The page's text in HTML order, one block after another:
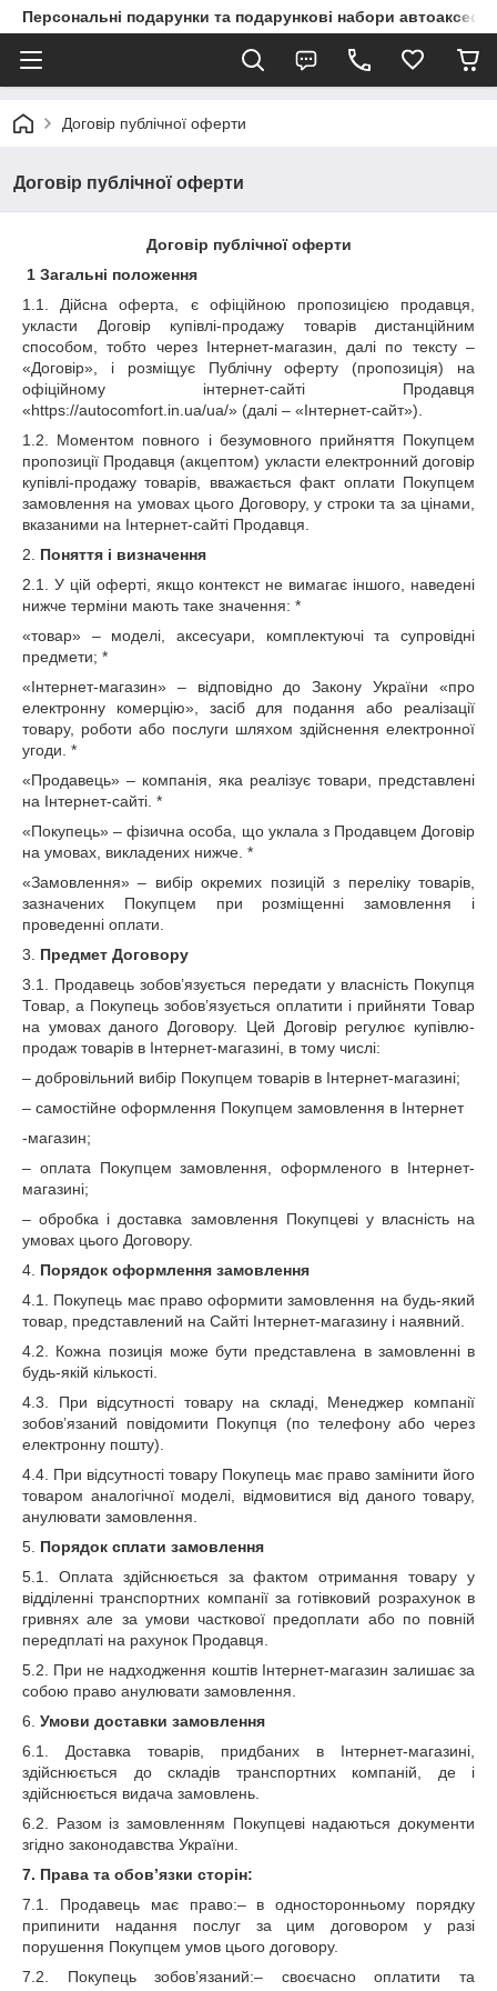
Персональні подарунки та подарункові набори
Договір публічної оферти
Договір публічної оферти
Договір публічної оферти
1 Загальні положення
1.1. Дійсна оферта, є офіційною пропозицією продавця
укласти Договір купівлі-продажу товарів дистанційним
способом, тобто через Інтернет-магазин, далі по тексту –
«Договір», і розміщує Публічну оферту (пропозиція) на
офіційному інтернет-сайті Продавця
«https://autocomfort.in.ua/ua/» (далі – «Інтернет-сайт»).
1.2. Моментом повного і безумовного прийняття Покупцем
пропозиції Продавця (акцептом) укласти електронний договір
купівлі-продажу товарів, вважається факт оплати Покупцем
замовлення на умовах цього Договору, у строки та за цінами,
вказаними на Інтернет-сайті Продавця.
2. Поняття і визначення
2.1. У цій оферті, якщо контекст не вимагає іншого, наведені
нижче терміни мають таке значення: *
«товар» – моделі, аксесуари, комплектуючі та супровідні
предмети; *
«Інтернет-магазин» – відповідно до Закону України «про
електронну комерцію», засіб для подання або реалізації
товару, роботи або послуги шляхом здійснення електронної
угоди. *
«Продавець» – компанія, яка реалізує товари, представлені
на Інтернет-сайті. *
«Покупець» – фізична особа, що уклала з Продавцем Договір
на умовах, викладених нижче. *
«Замовлення» – вибір окремих позицій з переліку товарів,
зазначених Покупцем при розміщенні замовлення і
проведенні оплати.
3. Предмет Договору
3.1. Продавець зобов’язується передати у власність Покупця
Товар, а Покупець зобов’язується оплатити і прийняти Товар
на умовах даного Договору. Цей Договір регулює купівлю-
продаж товарів в Інтернет-магазині, в тому числі:
– добровільний вибір Покупцем товарів в Інтернет-магазині;
– самостійне оформлення Покупцем замовлення в Інтернет
-магазин;
– оплата Покупцем замовлення, оформленого в Інтернет-
магазині;
– обробка і доставка замовлення Покупцеві у власність на
умовах цього Договору.
4. Порядок оформлення замовлення
4.1. Покупець має право оформити замовлення на будь-який
товар, представлений на Сайті Інтернет-магазину і наявний.
4.2. Кожна позиція може бути представлена в замовленні в
будь-якій кількості.
4.3. При відсутності товару на складі, Менеджер компанії
зобов’язаний повідомити Покупця (по телефону або через
електронну пошту).
4.4. При відсутності товару Покупець має право замінити його
товаром аналогічної моделі, відмовитися від даного товару,
анулювати замовлення.
5. Порядок сплати замовлення
5.1. Оплата здійснюється за фактом отримання товару у
відділенні транспортних компанії за готівковий розрахунок в
гривняхале за умови часткової предоплати або по повній
передплаті на рахунок Продавця.
5.2. При не надходження коштів Інтернет-магазин залишає за
собою право анулювати замовлення.
6. Умови доставки замовлення
6.1. Доставка товарів, придбаних в Інтернет-магазині,
здійснюється до складів транспортних компаній, де і
здійснюється видача замовлень.
6.2. Разом із замовленням Покупцеві надаються документи
згідно законодавства України.
7. Права та обов’язки сторін:
7.1. Продавець має право:– в односторонньому порядку
припинити надання послуг за цим договором у разі
порушення Покупцем умов цього договору.
7.2. Покупець зобов’язаний:– своєчасно оплатити та